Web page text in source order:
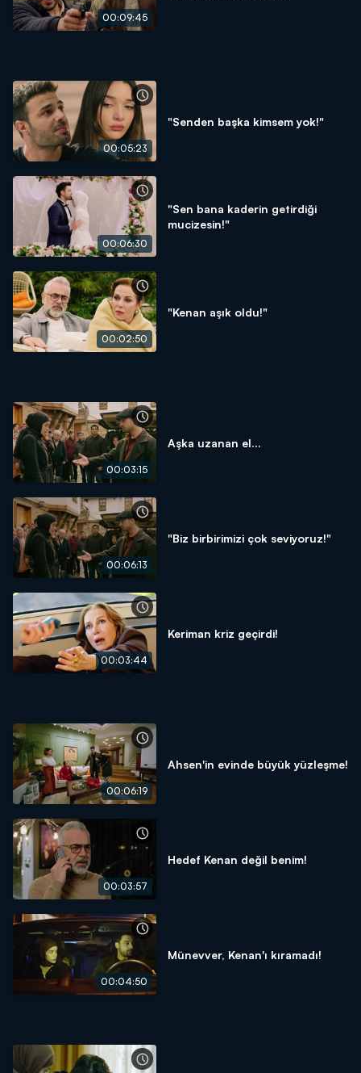
00:09:45
00:05:23
"Senden başka kimsem yok!"
00:06:30
"Sen bana kaderin getirdiği
mucizesin!"
00:02:50
"Kenan aşık oldu!"
00:03:15
Aşka uzanan el...
00:06:13
"Biz birbirimizi çok seviyoruz!"
00:03:44
Keriman kriz geçirdi!
00:06:19
Ahsen'in evinde büyük yüzleşme!
00:03:57
Hedef Kenan değil benim!
00:04:50
Münevver, Kenan'ı kıramadı!